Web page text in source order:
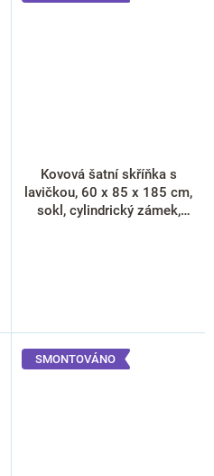
Kovová šatní skříňka s
lavičkou, 60 x 85 x 185 cm,
sokl, cylindrický zámek,
SMONTOVÁNO